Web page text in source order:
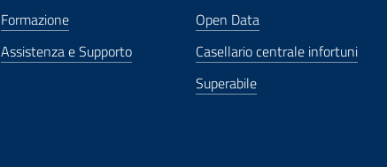
Formazione
Assistenza e Supporto
Open Data
Casellario centrale infortuni
Superabile